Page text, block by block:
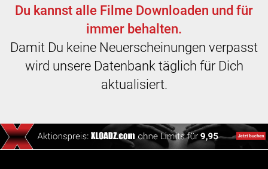
Du kannst alle Filme Downloaden und für
immer behalten.
Damit Du keine Neuerscheinungen verpasst
wird unsere Datenbank täglich für Dich
aktualisiert.